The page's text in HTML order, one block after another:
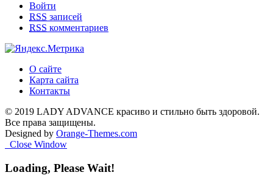
Войти
RSS записей
RSS комментариев
О сайте
Карта сайта
Контакты
© 2019 LADY ADVANCE красиво и стильно быть здоровой.
Все права защищены.
Designed by Orange-Themes.com
Close Window
Loading, Please Wait!